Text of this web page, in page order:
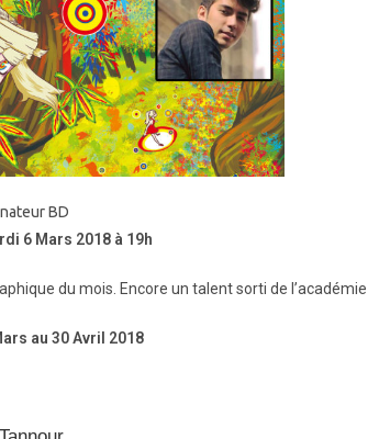
BD
6 Mars 2018 à 19h
du mois. Encore un talent sorti de
au 30 Avril 2018